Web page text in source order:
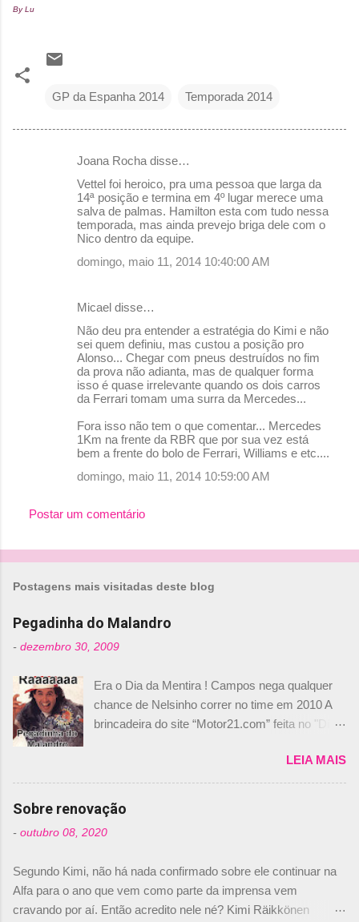
By Lu
GP da Espanha 2014 Temporada 2014
Joana Rocha disse…
Vettel foi heroico, pra uma pessoa que larga da
14ª posição e termina em 4º lugar merece uma
salva de palmas. Hamilton esta com tudo nessa
temporada, mas ainda prevejo briga dele com o
Nico dentro da equipe.
domingo, maio 11, 2014 10:40:00 AM
Micael disse…
Não deu pra entender a estratégia do Kimi e não
sei quem definiu, mas custou a posição pro
Alonso... Chegar com pneus destruídos no fim
da prova não adianta, mas de qualquer forma
isso é quase irrelevante quando os dois carros
da Ferrari tomam uma surra da Mercedes...
Fora isso não tem o que comentar... Mercedes
1Km na frente da RBR que por sua vez está
bem a frente do bolo de Ferrari, Williams e etc....
domingo, maio 11, 2014 10:59:00 AM
Postar um comentário
Postagens mais visitadas deste blog
Pegadinha do Malandro
- dezembro 30, 2009
Era o Dia da Mentira ! Campos nega qualquer
chance de Nelsinho correr no time em 2010 A
brincadeira do site “Motor21.com” feita no "Día
de abril –, afirmando que Nelson Piquet havia
comprado 15% das ações da Campos, dando,
com isso, um lugar no time a Nelsinho Piquet,
foi esclarecida de uma vez por todas por
Daniele Audetto, diretor da escuderia. O
não será o companheiro de Bruno Senna em
2010. "Na verdade, nós recebemos uma oferta
de Piquet", admitiu Audetto. “Mas depois de ter
LEIA MAIS
Sobre renovação
- outubro 08, 2020
Segundo Kimi, não há nada confirmado sobre ele continuar na
Alfa para o ano que vem como parte da imprensa vem
cravando por aí. Então acredito nele né? Kimi Räikkönen